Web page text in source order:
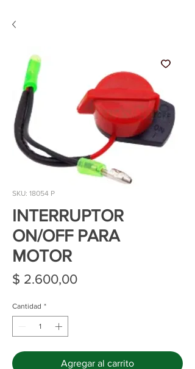
SKU: 18054 P
INTERRUPTOR
ON/OFF PARA
MOTOR
$ 2.600,00Precio
Cantidad *
Agregar al carrito